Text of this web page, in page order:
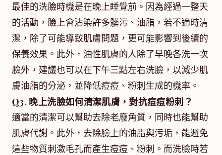
最佳的洗臉時機是在晚上睡覺前。因為經過一整天
的活動，臉上會沾染許多髒污、油脂，若不適時清
潔，除了可能導致肌膚問題，更可能影響到後續的
保養效果。此外，油性肌膚的人除了早晚各洗一次
臉外，建議也可以在下午三點左右洗臉，以減少肌
膚油脂的分泌，並降低痘痘、粉刺生成的機率。
Q3. 晚上洗臉如何清潔肌膚，對抗痘痘粉刺？
適當的清潔可以幫助去除老廢角質，同時也能幫助
肌膚代謝。此外，去除臉上的油脂與污垢，能避免
這些物質刺激毛孔而產生痘痘、粉刺。而洗臉時若